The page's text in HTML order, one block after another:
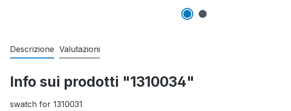
Descrizione Valutazioni
Info sui prodotti "1310034"
swatch for 1310031